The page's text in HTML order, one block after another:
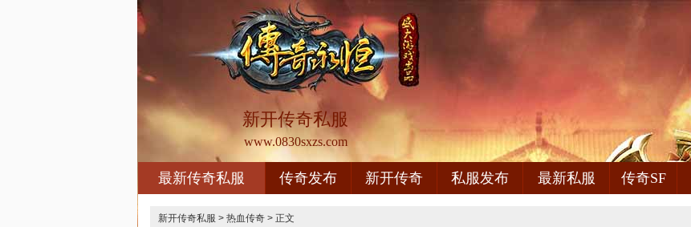
新开传奇私服
www.0830sxzs.com
最新传奇私服 传奇发布 新开传奇 私服发布 最新私服 传奇SF
新开传奇私服 > 热血传奇 > 正文